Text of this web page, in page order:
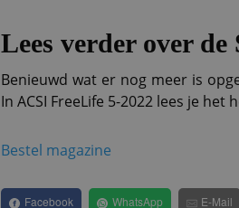
Lees verder over
Benieuwd wat er nog meer is
In ACSI FreeLife 5-2022 lees je het
Bestel magazine
Facebook WhatsApp E-Mail